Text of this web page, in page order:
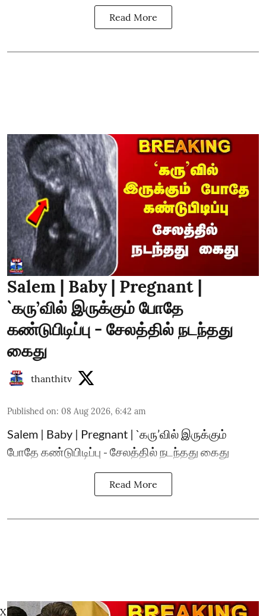
Read More
Salem | Baby | Pregnant |
`கரு’வில் இருக்கும் போதே
கண்டுபிடிப்பு - சேலத்தில் நடந்தது
கைது
thanthitv
Published on: 08 Aug 2026, 6:42 am
Salem | Baby | Pregnant | `கரு’வில் இருக்கும்
போதே கண்டுபிடிப்பு - சேலத்தில் நடந்தது கைது
Read More
X